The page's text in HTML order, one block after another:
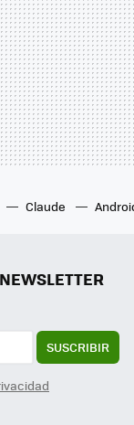
Claude
SUSCRIBIR